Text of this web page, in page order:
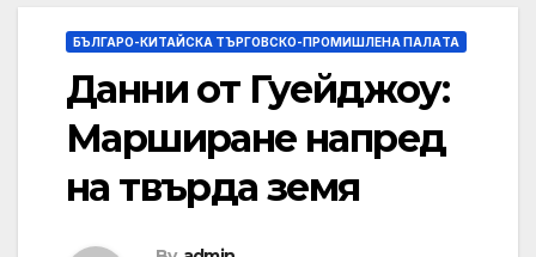
БЪЛГАРО-КИТАЙСКА ТЪРГОВСКО-ПРОМИШЛЕНА ПАЛAТА
Данни от Гуейджоу:
Марширане напред
на твърда земя